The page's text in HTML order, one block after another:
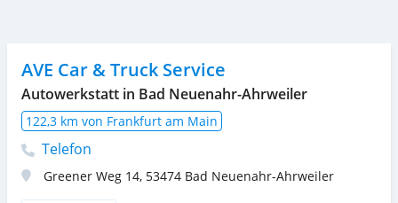
AVE Car & Truck Service
Autowerkstatt in Bad Neuenahr-Ahrweiler
122,3 km von Frankfurt am Main
Telefon
Greener Weg 14, 53474 Bad Neuenahr-Ahrweiler